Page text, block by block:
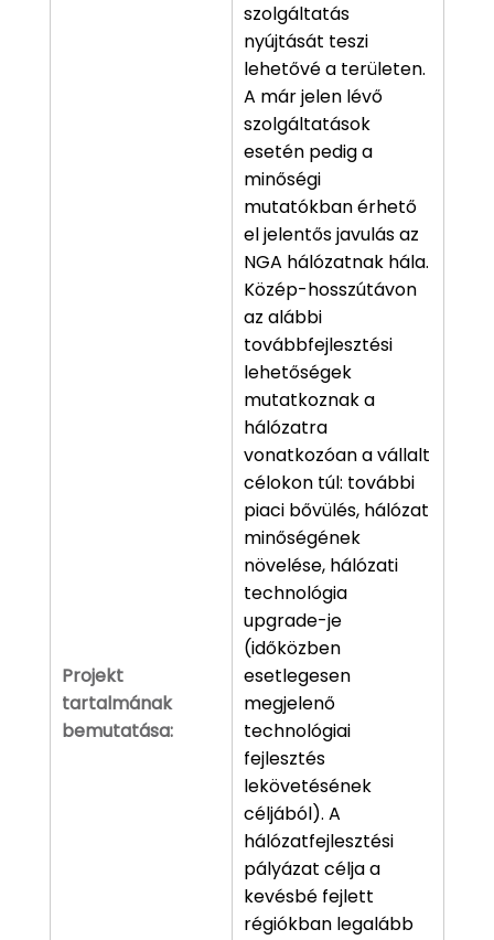
Projekt
tartalmának
bemutatása:
szolgáltatás
nyújtását teszi
lehetővé a területen.
A már jelen lévő
szolgáltatások
esetén pedig a
minőségi
mutatókban érhető
el jelentős javulás az
NGA hálózatnak hála.
Közép-hosszútávon
az alábbi
továbbfejlesztési
lehetőségek
mutatkoznak a
hálózatra
vonatkozóan a vállalt
célokon túl: további
piaci bővülés, hálózat
minőségének
növelése, hálózati
technológia
upgrade-je
(időközben
esetlegesen
megjelenő
technológiai
fejlesztés
lekövetésének
céljából). A
hálózatfejlesztési
pályázat célja a
kevésbé fejlett
régiókban legalább